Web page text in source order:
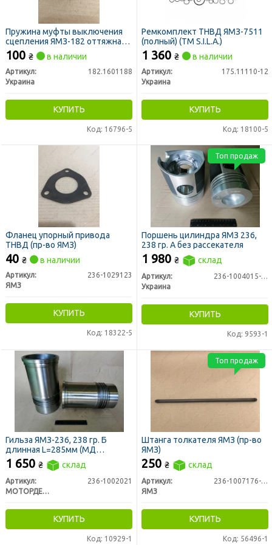
Пружина муфты выключения
сцепления ЯМЗ-182 оттяжная
(пр-во Украина)
100 ₴ в наличии
Артикул:
182.1601188
Украина
КУПИТЬ
Код: 16796-5
Ремкомплект ТНВД ЯМЗ-7511
(полный) (TM S.I.L.A.)
1 360 ₴ в наличии
Артикул:
175.11110-12
Украина
КУПИТЬ
Код: 18100-5
Фланец упорный привода
ТНВД (пр-во ЯМЗ)
40 ₴ в наличии
Артикул:
236-1029123
ЯМЗ
КУПИТЬ
Код: 18322-5
Поршень цилиндра ЯМЗ 236,
238 гр. А без рассекателя
1 980 ₴ склад
Артикул:
236-1004015-ДПФ
Украина
КУПИТЬ
Код: 9593-1
Топ продаж
Гильза ЯМЗ-236, 238 гр. Б
длинная L=285мм (МД
Конотоп)
1 650 ₴ склад
Артикул:
236-1002021
МОТОРДЕТАЛЬ г. Конотоп
КУПИТЬ
Код: 10929-1
Штанга толкателя ЯМЗ (пр-во
ЯМЗ)
250 ₴ склад
Артикул:
236-1007176-А2
ЯМЗ
КУПИТЬ
Код: 56496-1
Топ продаж